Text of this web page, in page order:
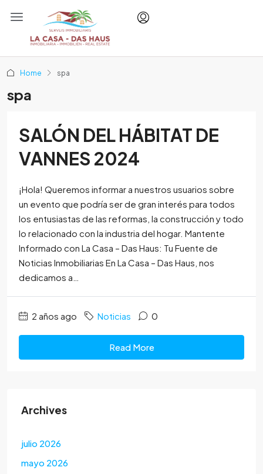
Home spa
spa
SALÓN DEL HÁBITAT DE
VANNES 2024
¡Hola! Queremos informar a nuestros usuarios sobre
un evento que podría ser de gran interés para todos
los entusiastas de las reformas, la construcción y todo
lo relacionado con la industria del hogar. Mantente
Informado con La Casa – Das Haus: Tu Fuente de
Noticias Inmobiliarias En La Casa – Das Haus, nos
dedicamos a…
2 años ago Noticias 0
Read More
Archives
julio 2026
mayo 2026